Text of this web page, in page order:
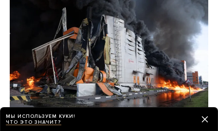
МЫ ИСПОЛЬЗУЕМ КУКИ!
ЧТО ЭТО ЗНАЧИТ?